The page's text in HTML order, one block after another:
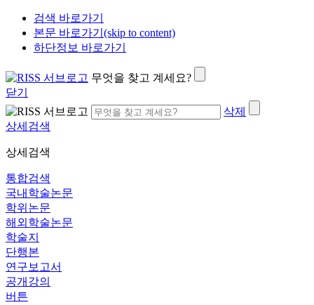
검색 바로가기
본문 바로가기(skip to content)
하단정보 바로가기
무엇을 찾고 계세요?
닫기
삭제
상세검색
상세검색
통합검색
국내학술논문
학위논문
해외학술논문
학술지
단행본
연구보고서
공개강의
버튼